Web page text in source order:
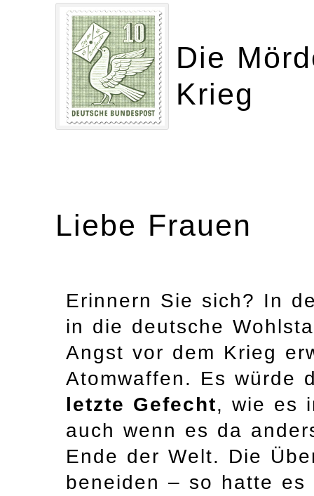
Die
Krieg
Liebe Frauen
Erinnern Sie sich? In
in die deutsche
Angst vor dem Krieg
Atomwaffen. Es würde
letzte Gefecht, wie es
auch wenn es da
Ende der Welt. Die
beneiden – so hatte es